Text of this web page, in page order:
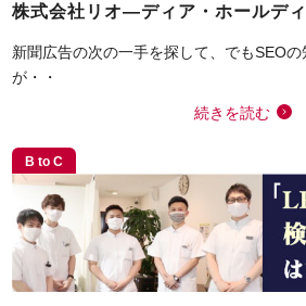
株式会社リオ―ディア・ホールディ
新聞広告の次の一手を探して、でもSEO
が・・
続きを読む
B to C